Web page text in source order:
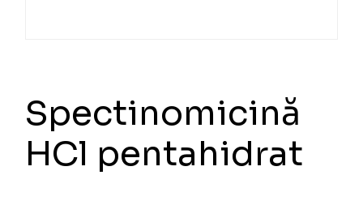
Spectinomicină
HCl pentahidrat